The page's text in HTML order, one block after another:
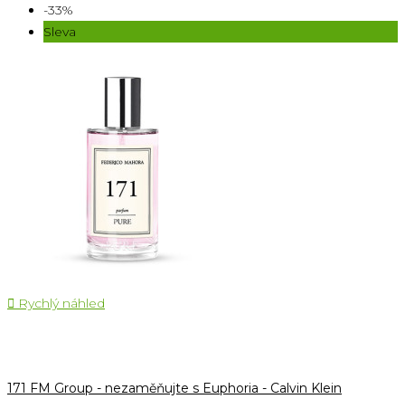
-33%
Sleva
 Rychlý náhled
171 FM Group - nezaměňujte s Euphoria - Calvin Klein